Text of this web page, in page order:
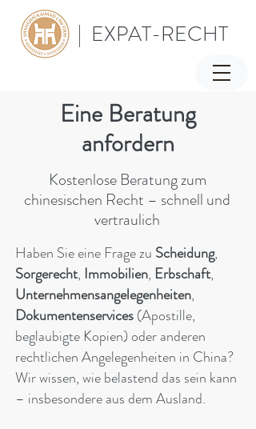
| EXPAT-RECHT
Eine Beratung
anfordern
Kostenlose Beratung zum
chinesischen Recht – schnell und
vertraulich
Haben Sie eine Frage zu Scheidung,
Sorgerecht, Immobilien, Erbschaft,
Unternehmensangelegenheiten,
Dokumentenservices(Apostille,
beglaubigte Kopien) oder anderen
rechtlichen Angelegenheiten in China?
Wir wissen, wie belastend das sein kann
– insbesondere aus dem Ausland.